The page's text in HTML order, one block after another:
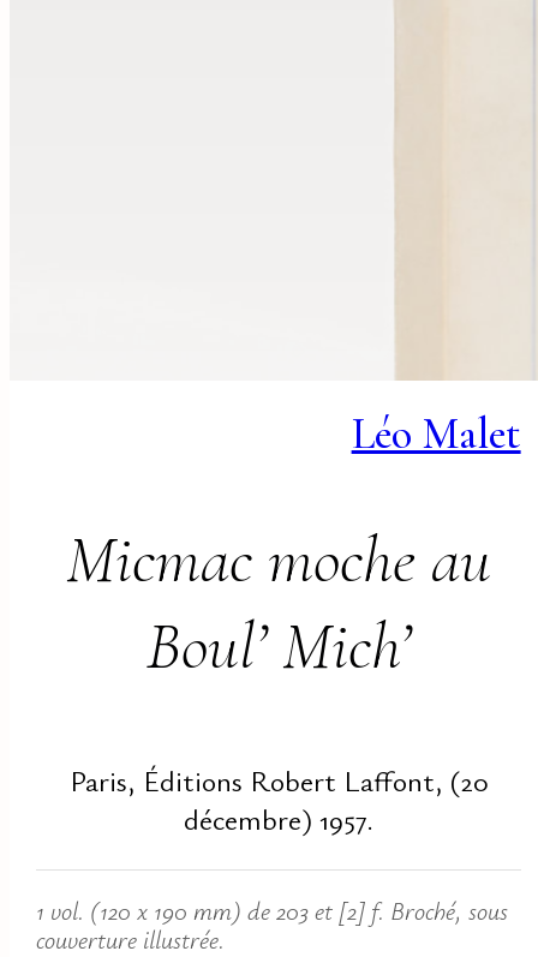
Léo Malet
Micmac moche au
Boul’ Mich’
Paris, Éditions Robert Laffont, (20
décembre) 1957.
1 vol. (120 x 190 mm) de 203 et [2] f. Broché, sous
couverture illustrée.